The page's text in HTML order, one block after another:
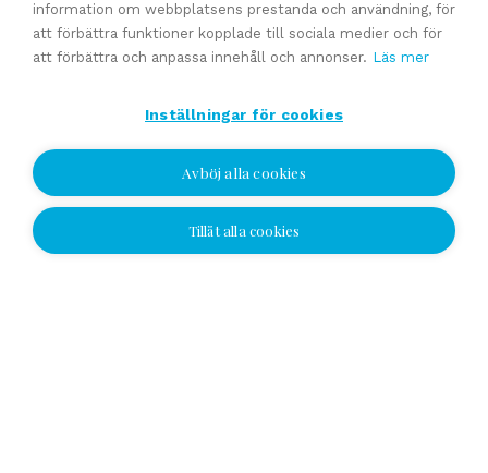
Se alla
Jag vill bli kontaktad
information om webbplatsens prestanda och användning, för
att förbättra funktioner kopplade till sociala medier och för
att förbättra och anpassa innehåll och annonser. Läs mer
Inställningar för cookies
Avböj alla cookies
Tillåt alla cookies